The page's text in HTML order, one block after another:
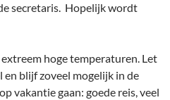
secretaris. Hopelijk wordt
hoge temperaturen. Let
blijf zoveel mogelijk in de
vakantie gaan: goede reis, veel